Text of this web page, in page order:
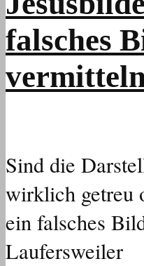
falsches
Sind die
wirklich getreu
ein falsches
Laufersweiler